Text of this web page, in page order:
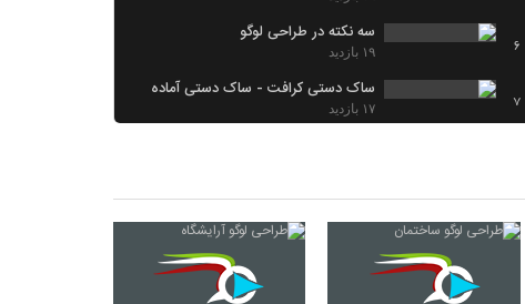
6
سه نکته در طراحی لوگو
۱۹ بازدید
7
ساک دستی کرافت - ساک دستی آماده
۱۷ بازدید
طراحی لوگو ساختمان
۱۵ بازدید
تعرفه قیمت طراحی سایت فروشگاهی
۱۵ بازدید